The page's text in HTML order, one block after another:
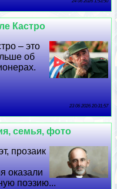
24 06 2026 1:53:50
Кастро
– это
об
23 06 2026 20:31:57
семья, фото
прозаик
оказали
поэзию...